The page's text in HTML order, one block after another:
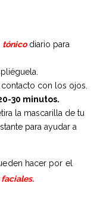
tónicodiario para
contacto con los ojos.
30 minutos.
la mascarilla de tu
para ayudar a
hacer por el